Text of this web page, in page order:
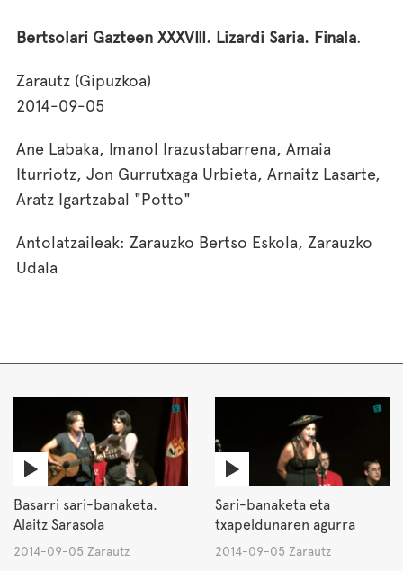
Bertsolari Gazteen XXXVIII. Lizardi Saria. Finala.
Zarautz (Gipuzkoa)
2014-09-05
Ane Labaka, Imanol Irazustabarrena, Amaia
Iturriotz, Jon Gurrutxaga Urbieta, Arnaitz Lasarte,
Aratz Igartzabal "Potto"
Antolatzaileak: Zarauzko Bertso Eskola, Zarauzko
Udala
Basarri sari-banaketa.
Alaitz Sarasola
2014-09-05 Zarautz
Sari-banaketa eta
txapeldunaren agurra
2014-09-05 Zarautz